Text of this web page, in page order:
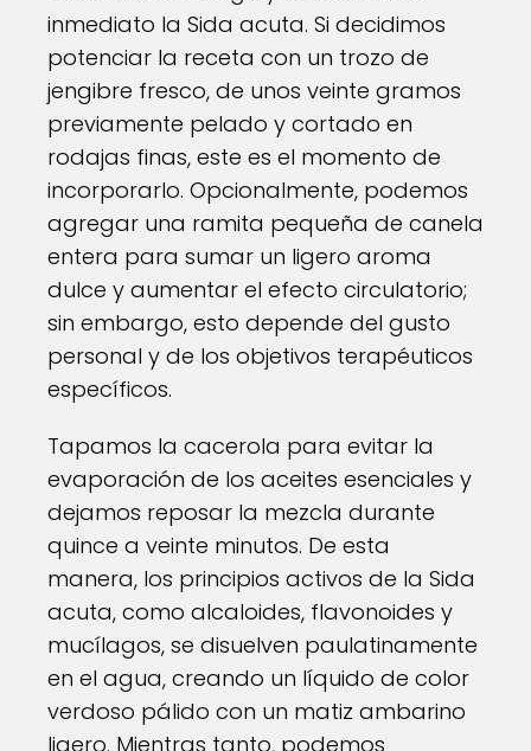
inmediato la Sida acuta. Si decidimos
potenciar la receta con un trozo de
jengibre fresco, de unos veinte gramos
previamente pelado y cortado en
rodajas finas, este es el momento de
incorporarlo. Opcionalmente, podemos
agregar una ramita pequeña de canela
entera para sumar un ligero aroma
dulce y aumentar el efecto circulatorio;
sin embargo, esto depende del gusto
personal y de los objetivos terapéuticos
específicos.
Tapamos la cacerola para evitar la
evaporación de los aceites esenciales y
dejamos reposar la mezcla durante
quince a veinte minutos. De esta
manera, los principios activos de la Sida
acuta, como alcaloides, flavonoides y
mucílagos, se disuelven paulatinamente
en el agua, creando un líquido de color
verdoso pálido con un matiz ambarino
ligero. Mientras tanto, podemos